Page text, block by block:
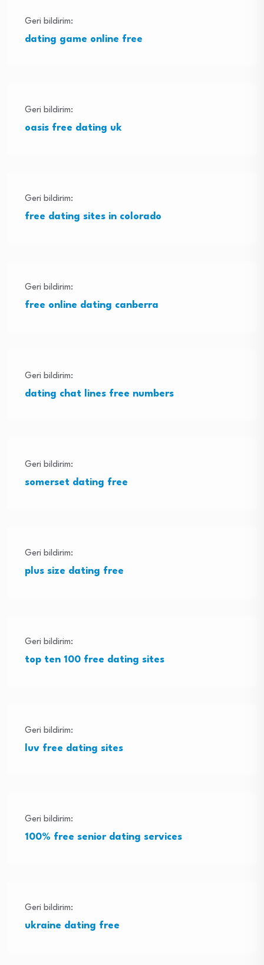
Geri bildirim:
dating game online free
Geri bildirim:
oasis free dating uk
Geri bildirim:
free dating sites in colorado
Geri bildirim:
free online dating canberra
Geri bildirim:
dating chat lines free numbers
Geri bildirim:
somerset dating free
Geri bildirim:
plus size dating free
Geri bildirim:
top ten 100 free dating sites
Geri bildirim:
luv free dating sites
Geri bildirim:
100% free senior dating services
Geri bildirim:
ukraine dating free